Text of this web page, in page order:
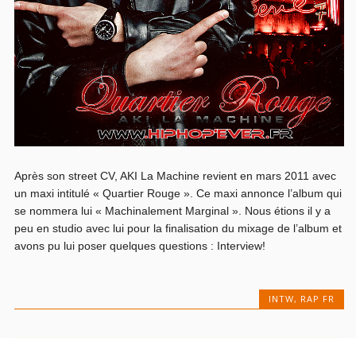
Après son street CV, AKI La Machine revient en mars 2011 avec
un maxi intitulé « Quartier Rouge ». Ce maxi annonce l’album qui
se nommera lui « Machinalement Marginal ». Nous étions il y a
peu en studio avec lui pour la finalisation du mixage de l’album et
avons pu lui poser quelques questions : Interview!
INTW, RAP FR